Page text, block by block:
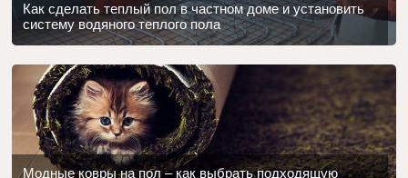
Как сделать теплый пол в частном доме и установить
систему водяного теплого пола
Модные ковры на пол – как выбрать подходящую